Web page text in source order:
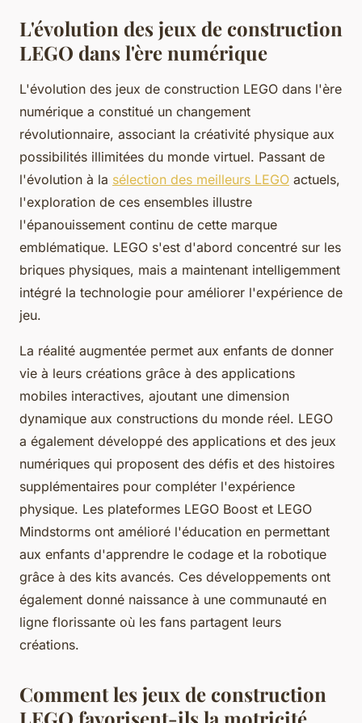
L'évolution des jeux de construction
LEGO dans l'ère numérique
L'évolution des jeux de construction LEGO dans l'ère
numérique a constitué un changement
révolutionnaire, associant la créativité physique aux
possibilités illimitées du monde virtuel. Passant de
l'évolution à la sélection des meilleurs LEGO actuels,
l'exploration de ces ensembles illustre
l'épanouissement continu de cette marque
emblématique. LEGO s'est d'abord concentré sur les
briques physiques, mais a maintenant intelligemment
intégré la technologie pour améliorer l'expérience de
jeu.
La réalité augmentée permet aux enfants de donner
vie à leurs créations grâce à des applications
mobiles interactives, ajoutant une dimension
dynamique aux constructions du monde réel. LEGO
a également développé des applications et des jeux
numériques qui proposent des défis et des histoires
supplémentaires pour compléter l'expérience
physique. Les plateformes LEGO Boost et LEGO
Mindstorms ont amélioré l'éducation en permettant
aux enfants d'apprendre le codage et la robotique
grâce à des kits avancés. Ces développements ont
également donné naissance à une communauté en
ligne florissante où les fans partagent leurs
créations.
Comment les jeux de construction
LEGO favorisent-ils la motricité